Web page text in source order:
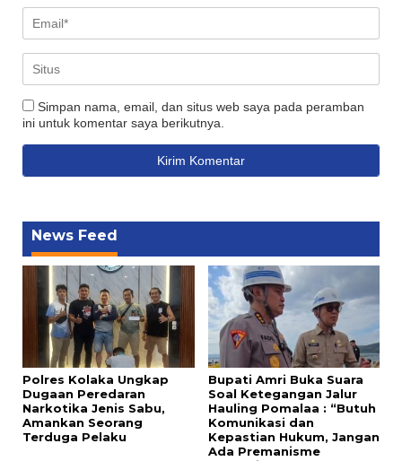
Simpan nama, email, dan situs web saya pada peramban
ini untuk komentar saya berikutnya.
News Feed
Polres Kolaka Ungkap
Dugaan Peredaran
Narkotika Jenis Sabu,
Amankan Seorang
Terduga Pelaku
Bupati Amri Buka Suara
Soal Ketegangan Jalur
Hauling Pomalaa : “Butuh
Komunikasi dan
Kepastian Hukum, Jangan
Ada Premanisme